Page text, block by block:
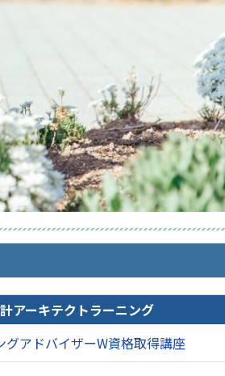
アーキテクトラーニング
グアドバイザーW資格取得講座